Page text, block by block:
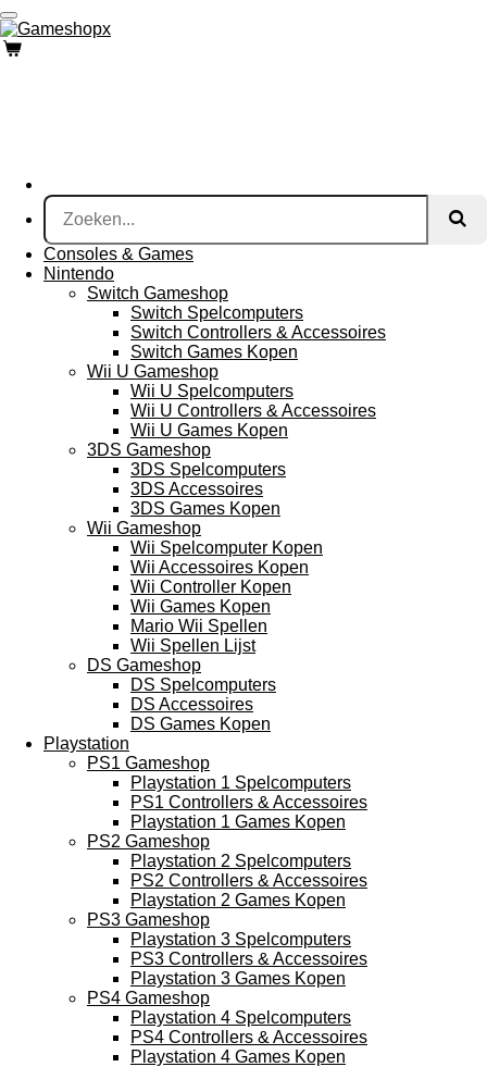
Ga
direct
naar
Consoles & Games
Nintendo
Switch Gameshop
Switch Spelcomputers
Switch Controllers & Accessoires
Switch Games Kopen
Wii U Gameshop
Wii U Spelcomputers
Wii U Controllers & Accessoires
Wii U Games Kopen
3DS Gameshop
3DS Spelcomputers
3DS Accessoires
3DS Games Kopen
Wii Gameshop
Wii Spelcomputer Kopen
Wii Accessoires Kopen
Wii Controller Kopen
Wii Games Kopen
Mario Wii Spellen
Wii Spellen Lijst
DS Gameshop
DS Spelcomputers
DS Accessoires
DS Games Kopen
Playstation
PS1 Gameshop
Playstation 1 Spelcomputers
PS1 Controllers & Accessoires
Playstation 1 Games Kopen
PS2 Gameshop
Playstation 2 Spelcomputers
PS2 Controllers & Accessoires
Playstation 2 Games Kopen
PS3 Gameshop
Playstation 3 Spelcomputers
PS3 Controllers & Accessoires
Playstation 3 Games Kopen
PS4 Gameshop
Playstation 4 Spelcomputers
PS4 Controllers & Accessoires
Playstation 4 Games Kopen